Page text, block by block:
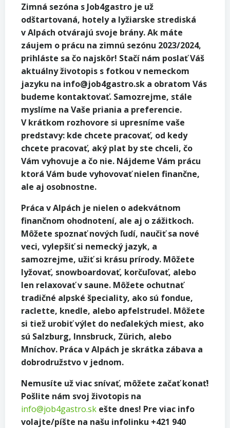
Zimná sezóna s Job4gastro je už
odštartovaná, hotely a lyžiarske strediská
v Alpách otvárajú svoje brány. Ak máte
záujem o prácu na zimnú sezónu 2023/2024,
prihláste sa čo najskôr! Stačí nám poslať Váš
aktuálny životopis s fotkou v nemeckom
jazyku na info@job4gastro.sk a obratom Vás
budeme kontaktovať. Samozrejme, stále
myslíme na Vaše priania a preferencie.
V krátkom rozhovore si upresníme vaše
predstavy: kde chcete pracovať, od kedy
chcete pracovať, aký plat by ste chceli, čo
Vám vyhovuje a čo nie. Nájdeme Vám prácu
ktorá Vám bude vyhovovať nielen finančne,
ale aj osobnostne.
Práca v Alpách je nielen o adekvátnom
finančnom ohodnotení, ale aj o zážitkoch.
Môžete spoznať nových ľudí, naučiť sa nové
veci, vylepšiť si nemecký jazyk, a
samozrejme, užiť si krásu prírody. Môžete
lyžovať, snowboardovať, korčuľovať, alebo
len relaxovať v saune. Môžete ochutnať
tradičné alpské špeciality, ako sú fondue,
raclette, knedle, alebo apfelstrudel. Môžete
si tiež urobiť výlet do neďalekých miest, ako
sú Salzburg, Innsbruck, Zürich, alebo
Mníchov. Práca v Alpách je skrátka zábava a
dobrodružstvo v jednom.
Nemusíte už viac snívať, môžete začať konať!
Pošlite nám svoj životopis na
info@job4gastro.sk ešte dnes! Pre viac info
volajte/píšte na našu infolinku +421 940